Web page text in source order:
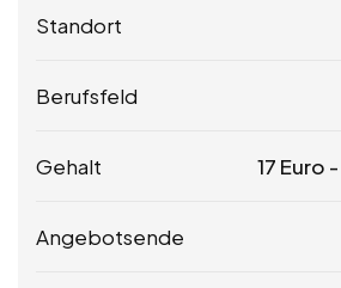
Standort
Berufsfeld
Gehalt 17 Euro -
Angebotsende